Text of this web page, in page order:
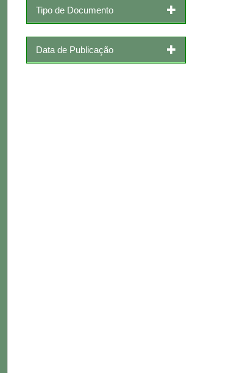
Tipo de Documento
Data de Publicação